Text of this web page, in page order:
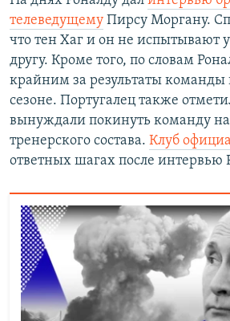
телеведущему Пирсу Моргану.
что тен Хаг и он не испытывают
другу. Кроме того, по словам
крайним за результаты
сезоне. Португалец также
вынуждали покинуть команду
тренерского состава. Клуб
ответных шагах после интервью